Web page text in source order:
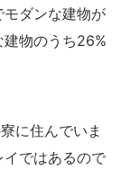
ダンな建物が
物のうち26%
に住んでいま
イではあるので